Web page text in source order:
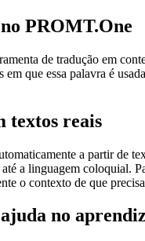
PROMT.One
de tradução em
que essa palavra é
textos reais
a partir de
a linguagem coloquial.
o contexto de que
no